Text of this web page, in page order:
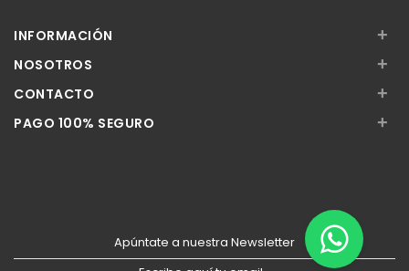
INFORMACIÓN +
NOSOTROS +
CONTACTO +
PAGO 100% SEGURO +
Apúntate a nuestra Newsletter